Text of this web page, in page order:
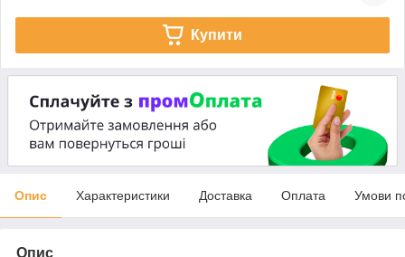
Купити
Опис Характеристики Доставка Оплата Умови
Опис